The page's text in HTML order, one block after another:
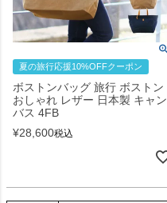
夏の旅行応援10%OFFクーポン
ボストンバッグ 旅行 ボストン
おしゃれ レザー 日本製 キャン
バス 4FB
¥28,600税込